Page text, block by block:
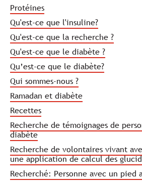
Protéines
Qu'est-ce que l'insuline?
Qu'est-ce que la recherche ?
Qu'est-ce que le diabète ?
Qu’est-ce que le diabète?
Qui sommes-nous ?
Ramadan et diabète
Recettes
Recherche de témoignages de
diabète
Recherche de volontaires vivant
une application de calcul des
Recherché: Personne avec un pied